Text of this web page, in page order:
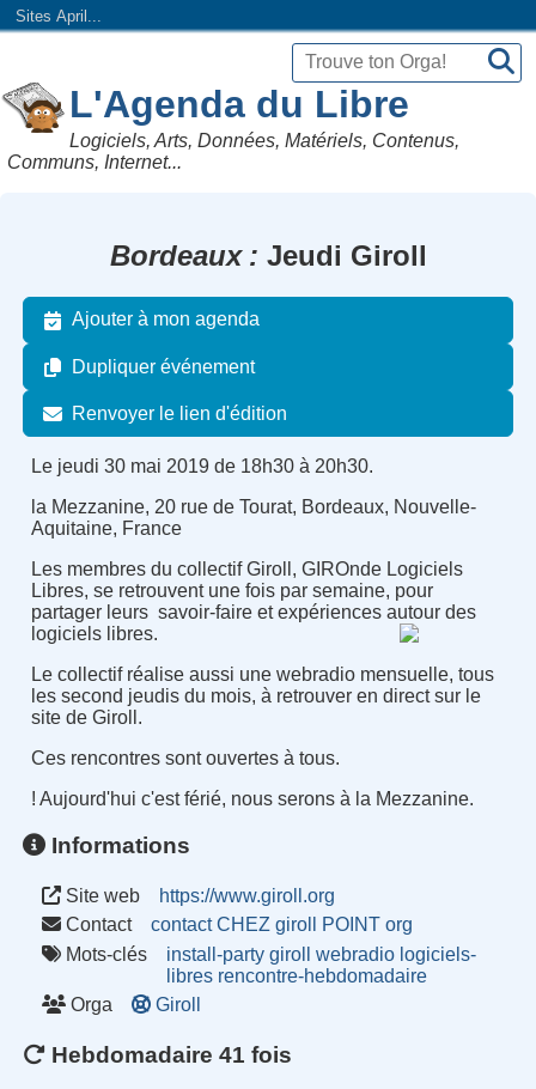
Sites April...
L'Agenda du Libre
Logiciels, Arts, Données, Matériels, Contenus,
Communs, Internet...
Bordeaux Jeudi Giroll
Ajouter à mon agenda
Dupliquer événement
Renvoyer le lien d'édition
Le jeudi 30 mai 2019 de 18h30 à 20h30.
la Mezzanine, 20 rue de Tourat, Bordeaux, Nouvelle-
Aquitaine, France
Les membres du collectif Giroll, GIROnde Logiciels
Libres, se retrouvent une fois par semaine, pour
partager leurs savoir-faire et expériences autour des
logiciels libres.
Le collectif réalise aussi une webradio mensuelle, tous
les second jeudis du mois, à retrouver en direct sur le
site de Giroll.
Ces rencontres sont ouvertes à tous.
! Aujourd'hui c'est férié, nous serons à la Mezzanine.
Informations
Site web
https://www.giroll.org
Contact
contact CHEZ giroll POINT org
Mots-clés
install-party giroll webradio logiciels-
libres rencontre-hebdomadaire
Orga
Giroll
Hebdomadaire 41 fois